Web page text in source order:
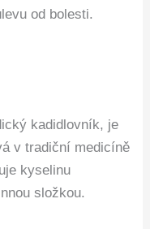
od bolesti.
kadidlovník, je
v tradiční medicíně
kyselinu
složkou.